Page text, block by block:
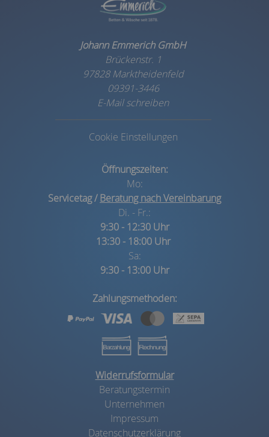
Johann Emmerich GmbH
Brückenstr. 1
97828 Marktheidenfeld
09391-3446
E-Mail schreiben
Cookie Einstellungen
Öffnungszeiten:
Mo:
Servicetag /Beratung nach Vereinbarung
Di. - Fr.:
9:30 - 12:30 Uhr
13:30 - 18:00 Uhr
Sa:
9:30 - 13:00 Uhr
Zahlungsmethoden:
Widerrufsformular
Beratungstermin
Unternehmen
Impressum
Datenschutzerklärung